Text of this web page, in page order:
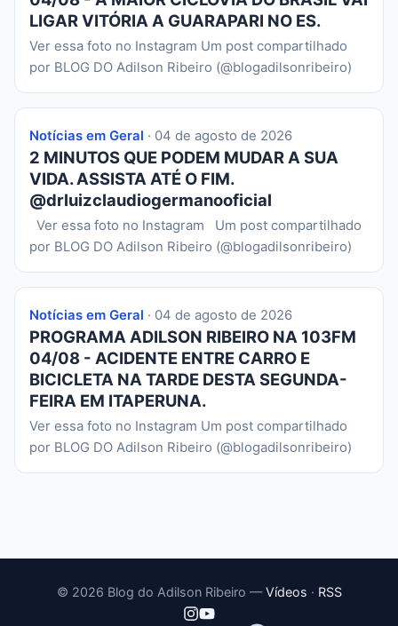
LIGAR VITÓRIA A GUARAPARI NO ES.
Ver essa foto no Instagram Um post compartilhado
por BLOG DO Adilson Ribeiro (@blogadilsonribeiro)
Notícias em Geral · 04 de agosto de 2026
2 MINUTOS QUE PODEM MUDAR A SUA
VIDA. ASSISTA ATÉ O FIM.
@drluizclaudiogermanooficial
Ver essa foto no Instagram Um post compartilhado
por BLOG DO Adilson Ribeiro (@blogadilsonribeiro)
Notícias em Geral · 04 de agosto de 2026
PROGRAMA ADILSON RIBEIRO NA 103FM
04/08 - ACIDENTE ENTRE CARRO E
BICICLETA NA TARDE DESTA SEGUNDA-
FEIRA EM ITAPERUNA.
Ver essa foto no Instagram Um post compartilhado
por BLOG DO Adilson Ribeiro (@blogadilsonribeiro)
© 2026 Blog do Adilson Ribeiro —Vídeos · RSS